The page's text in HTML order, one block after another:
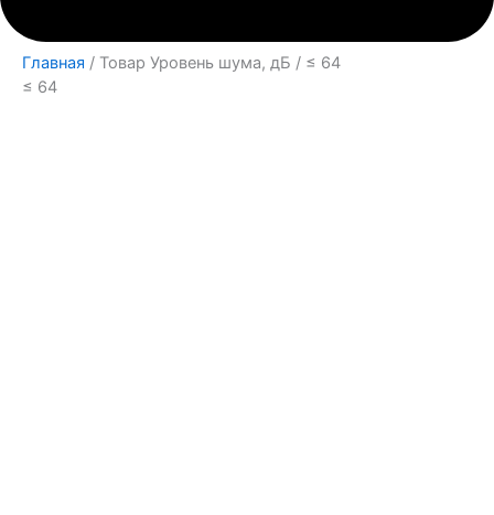
Главная / Товар Уровень шума, дБ / ≤ 64
≤ 64